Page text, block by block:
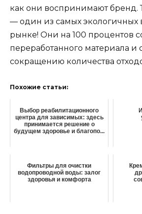
как они воспринимают бренд.
— один из самых экологичных
рынке! Они на 100 процентов
переработанного материала и
сокращению количества
Похожие статьи:
Выбор реабилитационного
центра для зависимых: здесь
принимается решение о
будущем здоровье и благопо...
Фильтры для очистки
водопроводной воды: залог
здоровья и комфорта